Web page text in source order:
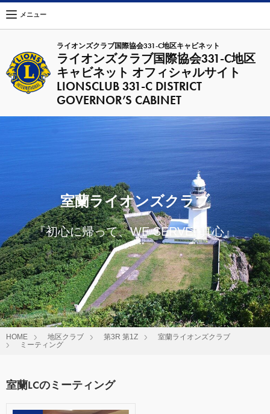
ライオンズクラブ国際協会331-C地区キャビネット
ライオンズクラブ国際協会331-C地区
キャビネット オフィシャルサイト
LIONSCLUB 331-C DISTRICT
GOVERNOR’S CABINET
メニュー
室蘭ライオンズクラブ
『初心に帰って、WE SERVE! 真心』
HOME 地区クラブ 第3R 第1Z
室蘭ライオンズクラブ
ミーティング
室蘭LCのミーティング